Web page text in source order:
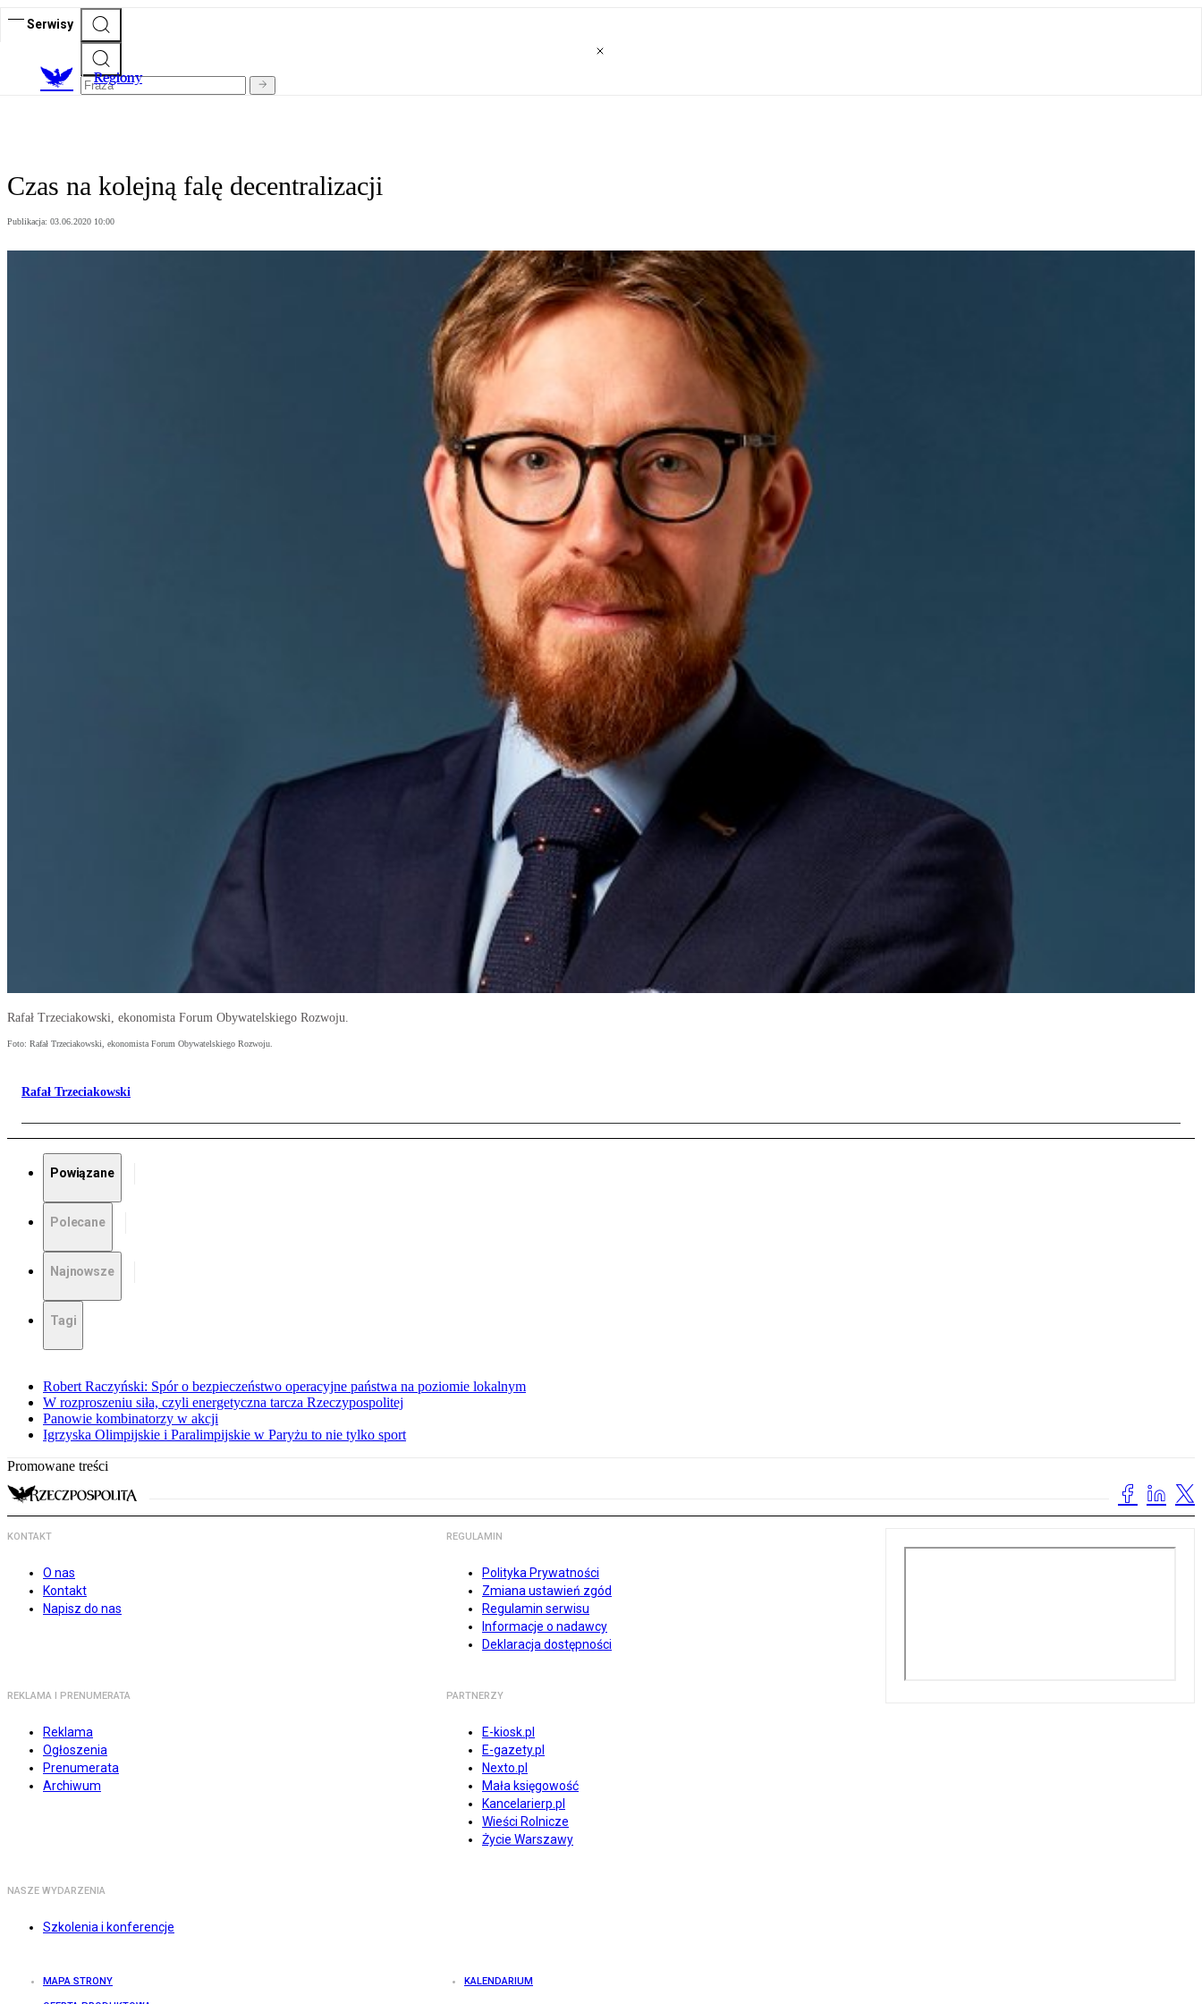
Serwisy
Regiony
Czas na kolejną falę decentralizacji
Publikacja: 03.06.2020 10:00
Rafał Trzeciakowski, ekonomista Forum Obywatelskiego Rozwoju.
Foto: Rafał Trzeciakowski, ekonomista Forum Obywatelskiego Rozwoju.
Rafał Trzeciakowski
Powiązane
Polecane
Najnowsze
Tagi
Robert Raczyński: Spór o bezpieczeństwo operacyjne państwa na poziomie lokalnym
W rozproszeniu siła, czyli energetyczna tarcza Rzeczypospolitej
Panowie kombinatorzy w akcji
Igrzyska Olimpijskie i Paralimpijskie w Paryżu to nie tylko sport
Promowane treści
KONTAKT
O nas
Kontakt
Napisz do nas
REGULAMIN
Polityka Prywatności
Zmiana ustawień zgód
Regulamin serwisu
Informacje o nadawcy
Deklaracja dostępności
REKLAMA I PRENUMERATA
Reklama
Ogłoszenia
Prenumerata
Archiwum
PARTNERZY
E-kiosk.pl
E-gazety.pl
Nexto.pl
Mała księgowość
Kancelarierp.pl
Wieści Rolnicze
Życie Warszawy
NASZE WYDARZENIA
Szkolenia i konferencje
MAPA STRONY KALENDARIUM